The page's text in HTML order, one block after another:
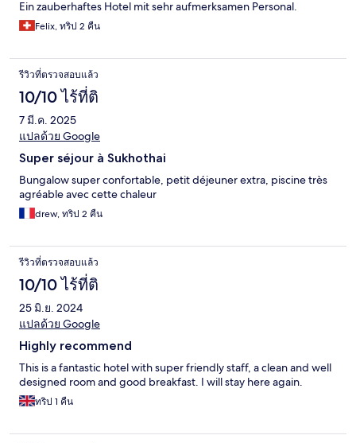
Ein zauberhaftes Hotel mit sehr aufmerksamen Personal.
Felix, ทริป 2 คืน
รีวิวที่ตรวจสอบแล้ว
10/10 ไร้ที่ติ
7 มี.ค. 2025
แปลด้วย Google
Super séjour à Sukhothai
Bungalow super confortable, petit déjeuner extra, piscine très
agréable avec cette chaleur
drew, ทริป 2 คืน
รีวิวที่ตรวจสอบแล้ว
10/10 ไร้ที่ติ
25 มิ.ย. 2024
แปลด้วย Google
Highly recommend
This is a fantastic hotel with super friendly staff, a clean and well
designed room and good breakfast. I will stay here again.
ทริป 1 คืน